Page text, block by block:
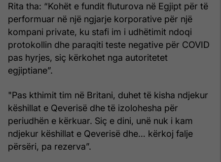
Rita tha: “Kohët e fundit fluturova në Egjipt për të
performuar në një ngjarje korporative për një
kompani private, ku stafi im i udhëtimit ndoqi
protokollin dhe paraqiti teste negative për COVID
pas hyrjes, siç kërkohet nga autoritetet
egjiptiane”.
"Pas kthimit tim në Britani, duhet të kisha ndjekur
këshillat e Qeverisë dhe të izolohesha për
periudhën e kërkuar. Siç e dini, unë nuk i kam
ndjekur këshillat e Qeverisë dhe… kërkoj falje
përsëri, pa rezerva”.